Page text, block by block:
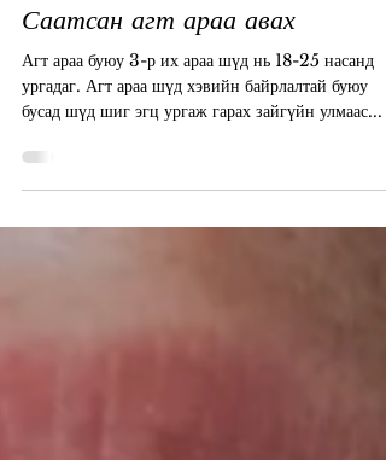
Саатсан агт араа авах
Агт араа буюу 3-р их араа шүд нь 18-25 насанд
ургадаг. Агт араа шүд хэвийн байрлалтай буюу